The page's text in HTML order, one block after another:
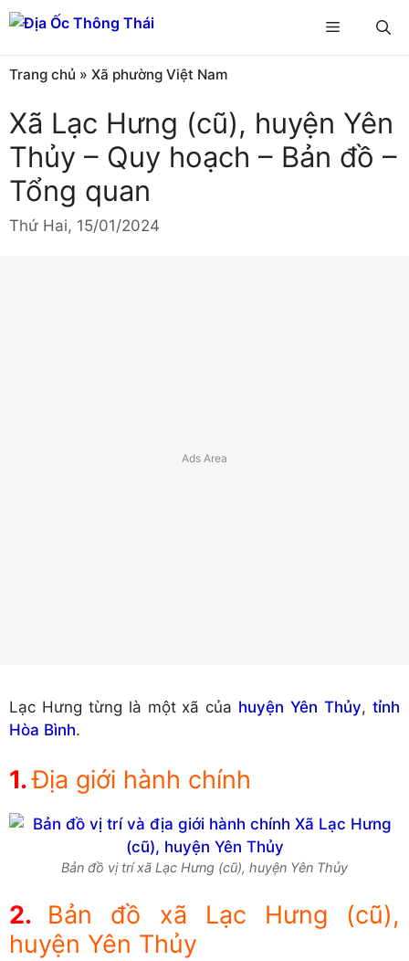
Chuyển
đến
nội
dung
Menu
Trang chủ » Xã phường Việt Nam
Xã Lạc Hưng (cũ), huyện Yên
Thủy – Quy hoạch – Bản đồ –
Tổng quan
Thứ Hai, 15/01/2024
Lạc Hưng từng là một xã của huyện Yên Thủy,tỉnh
Hòa Bình.
Địa giới hành chính
Bản đồ vị trí xã Lạc Hưng (cũ), huyện Yên Thủy
Bản đồ xã Lạc Hưng (cũ),
huyện Yên Thủy